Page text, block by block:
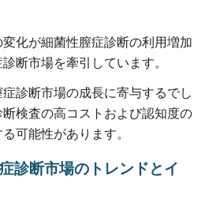
化が細菌性膣症診断の利用増加
断市場を牽引しています。
診断市場の成長に寄与するでし
検査の高コストおよび認知度の
可能性があります。
診断市場のトレンドとイ